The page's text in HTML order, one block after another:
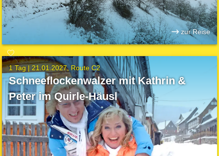
zur Reise
1 Tag | 21.01.2027 Route C2
Schneeflockenwalzer mit Kathrin &
Peter im Quirle-Häusl